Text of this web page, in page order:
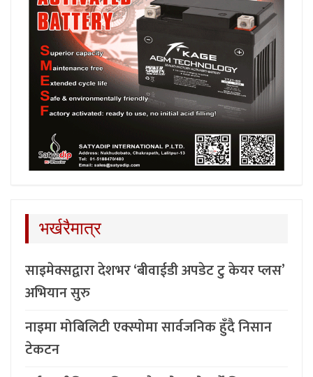
भर्खरैमात्र
साइमेक्सद्वारा देशभर ‘बीवाईडी अपडेट टु केयर प्लस’
अभियान सुरु
नाइमा मोबिलिटी एक्स्पोमा सार्वजनिक हुँदै निसान
टेकटन